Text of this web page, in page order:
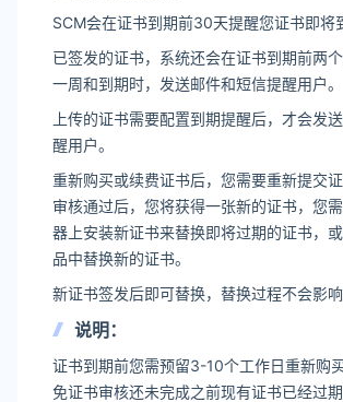
SCM会在证书到期前30天提醒您证书即将
已签发的证书，系统还会在证书到期前两个
一周和到期时，发送邮件和短信提醒用户。
上传的证书需要配置到期提醒后，才会发
醒用户。
重新购买或续费证书后，您需要重新提交证
审核通过后，您将获得一张新的证书，您
器上安装新证书来替换即将过期的证书，
品中替换新的证书。
新证书签发后即可替换，替换过程不会影响
说明：
证书到期前您需预留3-10个工作日重新购
免证书审核还未完成之前现有证书已经过期